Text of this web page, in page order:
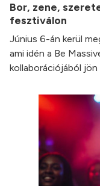
Bor, zene,
fesztiválon
Június 6-án kerül
ami idén a Be
kollaborációjából jön